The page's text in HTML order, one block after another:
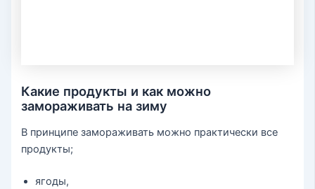
Какие продукты и как можно
замораживать на зиму
В принципе замораживать можно практически все
продукты;
ягоды,